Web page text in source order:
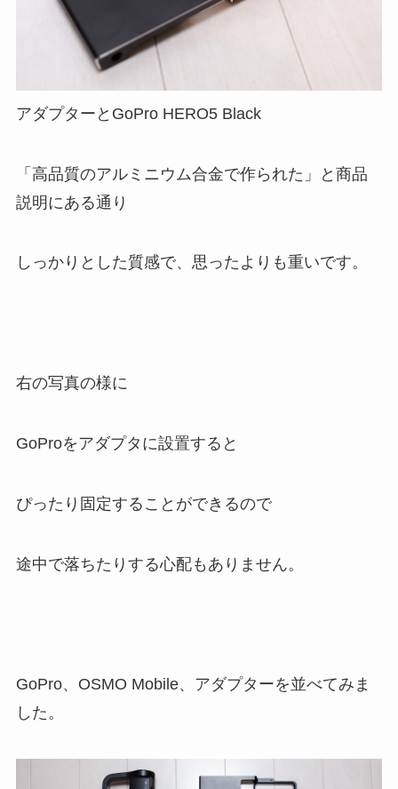
アダプターとGoPro HERO5 Black
「高品質のアルミニウム合金で作られた」と商品
説明にある通り
しっかりとした質感で、思ったよりも重いです。
右の写真の様に
GoProをアダプタに設置すると
ぴったり固定することができるので
途中で落ちたりする心配もありません。
GoPro、OSMO Mobile、アダプターを並べてみま
した。